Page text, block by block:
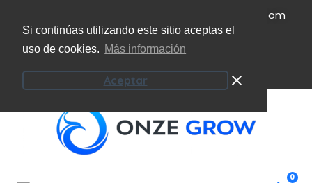
Si continúas utilizando este sitio aceptas el
uso de cookies. Más información
Aceptar
info@onzeecoaching.com
Campus virtual Mi cuenta
0